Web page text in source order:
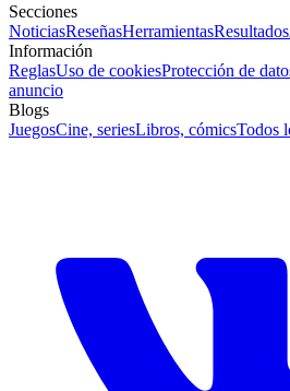
Secciones
NoticiasReseñasHerramientasResultados
Información
ReglasUso de cookiesProtección de
anuncio
Blogs
JuegosCine, seriesLibros, cómicsTodos